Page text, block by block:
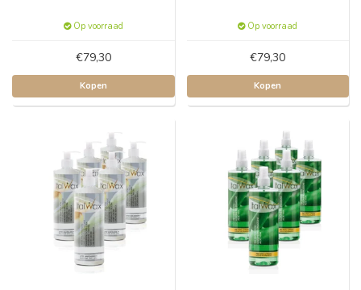
Op voorraad
€79,30
Kopen
Op voorraad
€79,30
Kopen